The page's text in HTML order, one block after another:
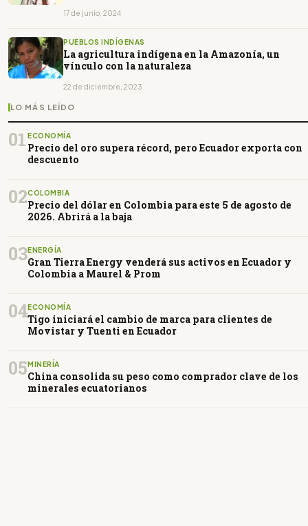
17 de junio, 2024
PUEBLOS INDÍGENAS
La agricultura indígena en la Amazonía, un
vínculo con la naturaleza
22 de diciembre, 2023
LO MÁS LEÍDO
01 ECONOMÍA
Precio del oro supera récord, pero Ecuador exporta con
descuento
02COLOMBIA
Precio del dólar en Colombia para este 5 de agosto de
2026. Abrirá a la baja
03ENERGÍA
Gran Tierra Energy venderá sus activos en Ecuador y
Colombia a Maurel & Prom
04ECONOMÍA
Tigo iniciará el cambio de marca para clientes de
Movistar y Tuenti en Ecuador
05 MINERÍA
China consolida su peso como comprador clave de los
minerales ecuatorianos